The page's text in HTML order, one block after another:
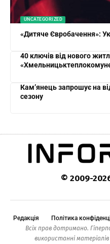
UNCATEGORIZED
«Дитяче Євробачення»:
40 ключів від нового
Кам’янець запрошує на
сезону
© 2009-
Редакція Політика
Всіх прав дотримано.
використанні матеріалів